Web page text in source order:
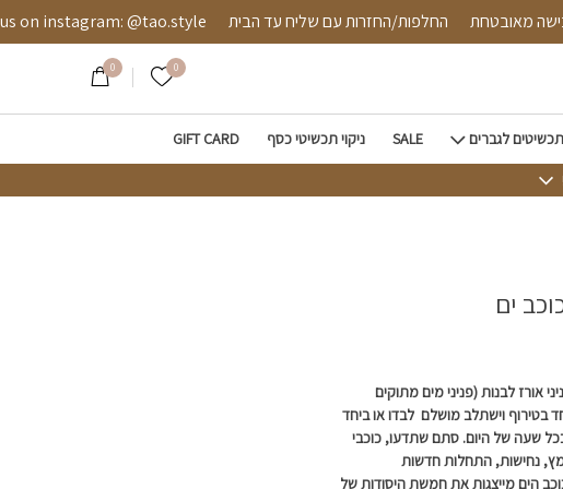
רכישה מאובטחת החלפות/החזרות עם שליח עד הבית @tao.style
0 הרשימה שלי
0
תכשיטים לגברים SALE ניקוי תכשיטי כסף GIFT CARD
ים
אורז לבנות (פניני מים מתוקים
בטירוף וישתלב מושלם לבדו או ביחד
שעה של היום. סתם שתדעו, כוכבי
נחישות, התחלות חדשות
הים מייצגות את חמשת היסודות של